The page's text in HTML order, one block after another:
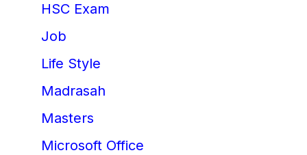
HSC Exam
Job
Life Style
Madrasah
Masters
Microsoft Office